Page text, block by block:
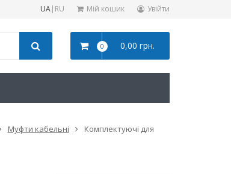
UA| RU Мій кошик Увійти
0 0,00 грн.
Муфти кабельні
Комплектуючі для